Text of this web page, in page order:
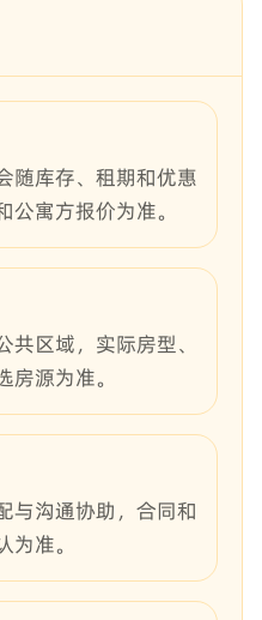
随库存、租期和优惠
公寓方报价为准。
共区域，实际房型、
房源为准。
与沟通协助，合同和
准。